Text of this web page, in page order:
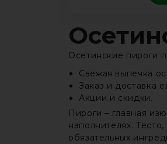
Осетинские пироги
Свежая выпечка
Заказ и доставка
Акции и скидки.
Пироги – главная
наполнителях.
обязательных